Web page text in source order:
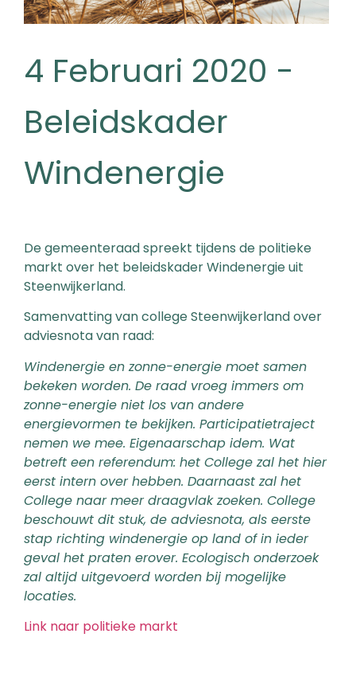
4 Februari 2020 -
Beleidskader
Windenergie
De gemeenteraad spreekt tijdens de politieke
markt over het beleidskader Windenergie uit
Steenwijkerland.
Samenvatting van college Steenwijkerland over
adviesnota van raad:
Windenergie en zonne-energie moet samen
bekeken worden. De raad vroeg immers om
zonne-energie niet los van andere
energievormen te bekijken. Participatietraject
nemen we mee. Eigenaarschap idem. Wat
betreft een referendum: het College zal het hier
eerst intern over hebben. Daarnaast zal het
College naar meer draagvlak zoeken. College
beschouwt dit stuk, de adviesnota, als eerste
stap richting windenergie op land of in ieder
geval het praten erover. Ecologisch onderzoek
zal altijd uitgevoerd worden bij mogelijke
locaties.
Link naar politieke markt